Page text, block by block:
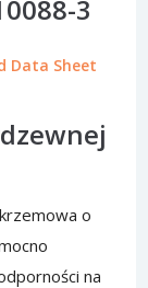
3
Data Sheet
o
na